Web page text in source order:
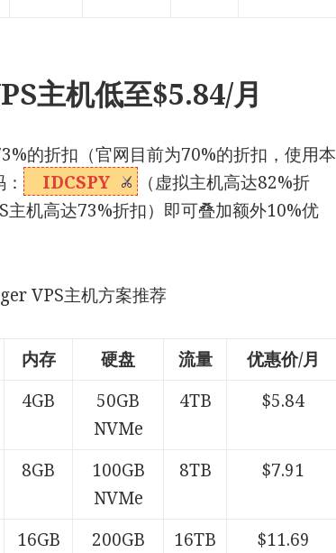
主机低至$5.84/月
的折扣（官网目前为70%的折扣，使用本
：
IDCSPY
（虚拟主机高达82%折
主机高达73%折扣）即可叠加额外10%优
VPS主机方案推荐
内存 硬盘 流量
优惠价/月
4GB
50GB
NVMe
4TB $5.84
8GB
100GB
NVMe
8TB $7.91
16GB
200GB
16TB $11.69